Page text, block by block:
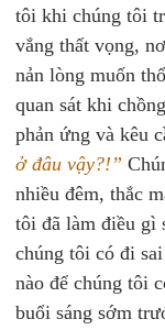
tôi khi chúng tôi
vắng thất vọng,
nản lòng muốn
quan sát khi
phản ứng và kêu
ở đâu vậy?!”
nhiều đêm, thắc
tôi đã làm điều gì
chúng tôi có đi
nào để chúng tôi
buổi sáng sớm